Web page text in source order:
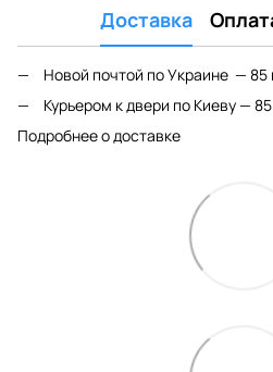
Доставка
Новой почтой по Украине — 85
Курьером к двери по Киеву —
Подробнее о доставке